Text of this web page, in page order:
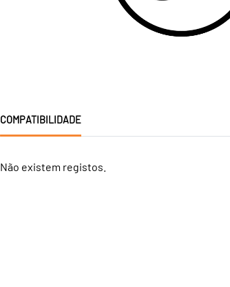
COMPATIBILIDADE
Não existem registos.